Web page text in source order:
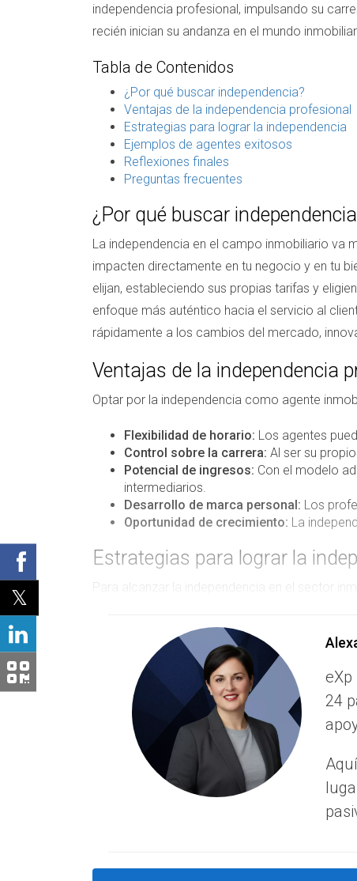
independencia profesional, impulsando su
recién inician su andanza en el mundo
Tabla de Contenidos
¿Por qué buscar independencia?
Ventajas de la independencia profesional
Estrategias para lograr la independencia
Ejemplos de agentes exitosos
Reflexiones finales
Preguntas frecuentes
¿Por qué buscar
La independencia en el campo inmobiliario va
impacten directamente en tu negocio y en tu
elijan, estableciendo sus propias tarifas y
enfoque más auténtico hacia el servicio al
rápidamente a los cambios del mercado,
Ventajas de la independencia
Optar por la independencia como agente
Flexibilidad de horario: Los agentes
Control sobre la carrera: Al ser su
Potencial de ingresos: Con el modelo
intermediarios.
Desarrollo de marca personal: Los
Oportunidad de crecimiento: La
Estrategias para lograr la
Para alcanzar la independencia en el sector
Formación continua:
La capacitación
y gestión de propiedades.
Uso de tecnología:Aprovecha las
promocionar tus servicios.
Networking:
Construir una red sólida de
para tu éxito.
Definición de nicho: Enfócate en un
público objetivo más comprometido.
Construcción de una presencia online:
atraer clientes potenciales.
Numerosos agentes inmobiliarios han
eXp
24